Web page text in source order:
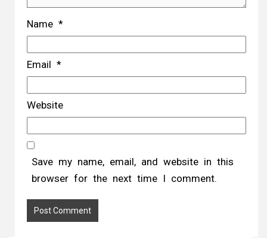
Name *
Email *
Website
Save my name, email, and website in this
browser for the next time I comment.